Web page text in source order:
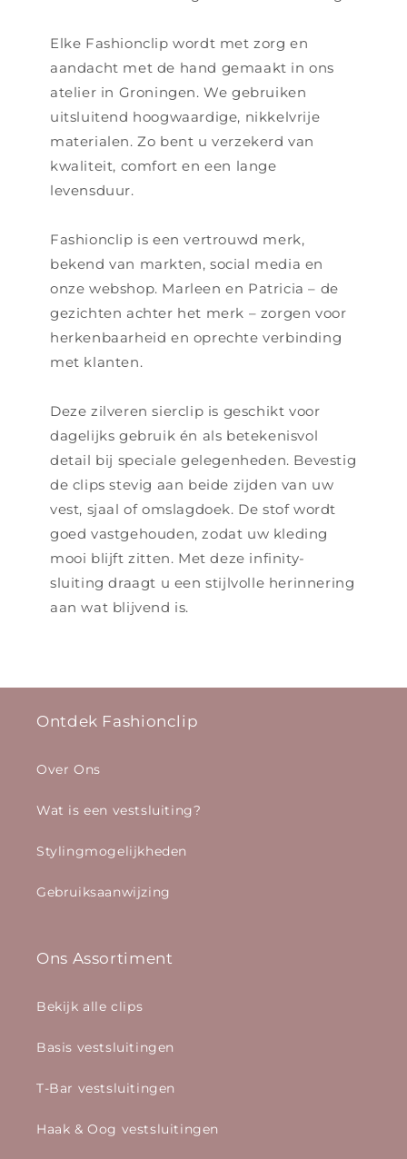
Elke Fashionclip wordt met zorg en
aandacht met de hand gemaakt in ons
atelier in Groningen. We gebruiken
uitsluitend hoogwaardige, nikkelvrije
materialen. Zo bent u verzekerd van
kwaliteit, comfort en een lange
levensduur.
Fashionclip is een vertrouwd merk,
bekend van markten, social media en
onze webshop. Marleen en Patricia – de
gezichten achter het merk – zorgen voor
herkenbaarheid en oprechte verbinding
met klanten.
Deze zilveren sierclip is geschikt voor
dagelijks gebruik én als betekenisvol
detail bij speciale gelegenheden. Bevestig
de clips stevig aan beide zijden van uw
vest, sjaal of omslagdoek. De stof wordt
goed vastgehouden, zodat uw kleding
mooi blijft zitten. Met deze infinity-
sluiting draagt u een stijlvolle herinnering
aan wat blijvend is.
Ontdek Fashionclip
Over Ons
Wat is een vestsluiting?
Stylingmogelijkheden
Gebruiksaanwijzing
Ons Assortiment
Bekijk alle clips
Basis vestsluitingen
T-Bar vestsluitingen
Haak & Oog vestsluitingen